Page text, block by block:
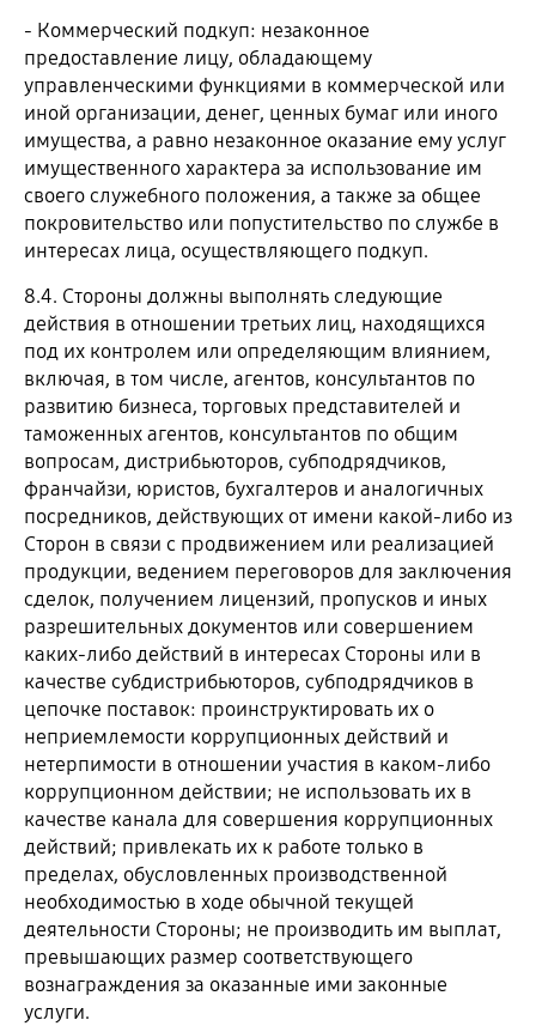
- Коммерческий подкуп: незаконное
предоставление лицу, обладающему
управленческими функциями в коммерческой или
иной организации, денег, ценных бумаг или иного
имущества, а равно незаконное оказание ему услуг
имущественного характера за использование им
своего служебного положения, а также за общее
покровительство или попустительство по службе в
интересах лица, осуществляющего подкуп.
8.4. Стороны должны выполнять следующие
действия в отношении третьих лиц, находящихся
под их контролем или определяющим влиянием,
включая, в том числе, агентов, консультантов по
развитию бизнеса, торговых представителей и
таможенных агентов, консультантов по общим
вопросам, дистрибьюторов, субподрядчиков,
франчайзи, юристов, бухгалтеров и аналогичных
посредников, действующих от имени какой-либо из
Сторон в связи с продвижением или реализацией
продукции, ведением переговоров для заключения
сделок, получением лицензий, пропусков и иных
разрешительных документов или совершением
каких-либо действий в интересах Стороны или в
качестве субдистрибьюторов, субподрядчиков в
цепочке поставок: проинструктировать их о
неприемлемости коррупционных действий и
нетерпимости в отношении участия в каком-либо
коррупционном действии; не использовать их в
качестве канала для совершения коррупционных
действий; привлекать их к работе только в
пределах, обусловленных производственной
необходимостью в ходе обычной текущей
деятельности Стороны; не производить им выплат,
превышающих размер соответствующего
вознаграждения за оказанные ими законные
услуги.